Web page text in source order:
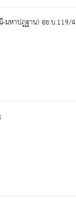
มหาปฎฐาน) อย.บ.119/4